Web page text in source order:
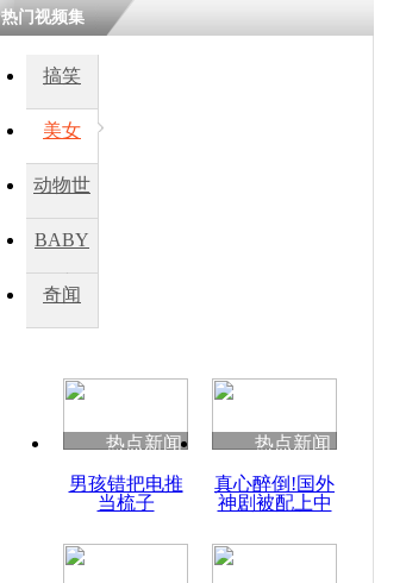
热门视频集
搞笑
美女
动物世
BABY
秀
奇闻
热点新闻
男孩错把电推
当梳子
热点新闻
真心醉倒!国外
神剧被配上中